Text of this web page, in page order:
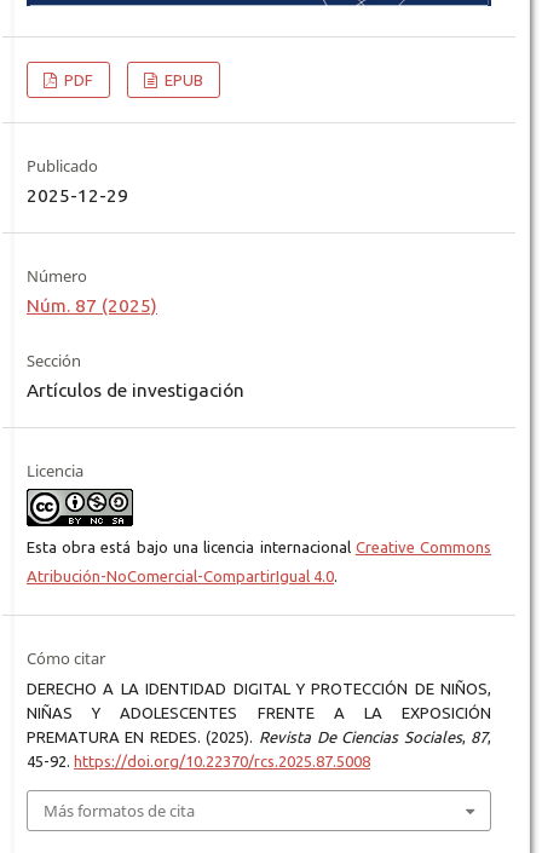
PDF EPUB
Publicado
2025-12-29
Número
Núm. 87 (2025)
Sección
Artículos de investigación
Licencia
Esta obra está bajo una licencia internacional Creative Commons
Atribución-NoComercial-CompartirIgual 4.0.
Cómo citar
DERECHO A LA IDENTIDAD DIGITAL Y PROTECCIÓN DE NIÑOS,
NIÑAS Y ADOLESCENTES FRENTE A LA EXPOSICIÓN
PREMATURA EN REDES. (2025). Revista De Ciencias Sociales, 87,
45-92. https://doi.org/10.22370/rcs.2025.87.5008
Más formatos de cita